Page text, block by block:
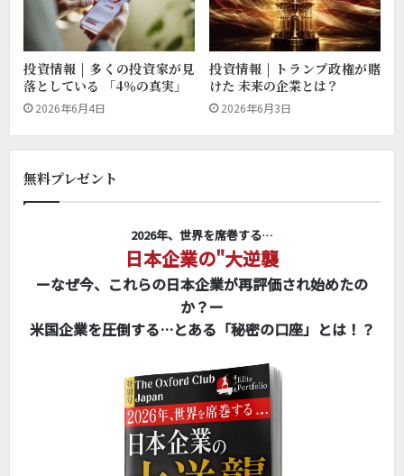
投資情報 | 多くの投資家が見
落としている 「4％の真実」
2026年6月4日
投資情報 | トランプ政権が賭
けた 未来の企業とは？
2026年6月3日
無料プレゼント
2026年、世界を席巻する…
日本企業の"大逆襲
ーなぜ今、これらの日本企業が再評価され始めたの
か？ー
米国企業を圧倒する…とある「秘密の口座」とは！？